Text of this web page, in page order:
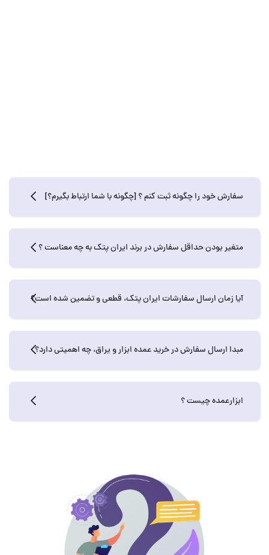
سفارش خود را چگونه ثبت کنم ؟ [چگونه با شما ارتباط بگیرم؟]
متغیر بودن حداقل سفارش در برند ایران پتک به چه معناست ؟
آیا زمان ارسال سفارشات ایران پتک، قطعی و تضمین شده است؟
مبدا ارسال سفارش در خرید عمده ابزار و یراق، چه اهمیتی دارد؟
ابزارعمده چیست ؟